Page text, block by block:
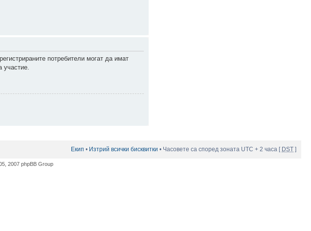
потребители могат да имат
Екип • Изтрий всички бисквитки • Часовете са според зоната UTC + 2 часа [ DST ]
2007 phpBB Group